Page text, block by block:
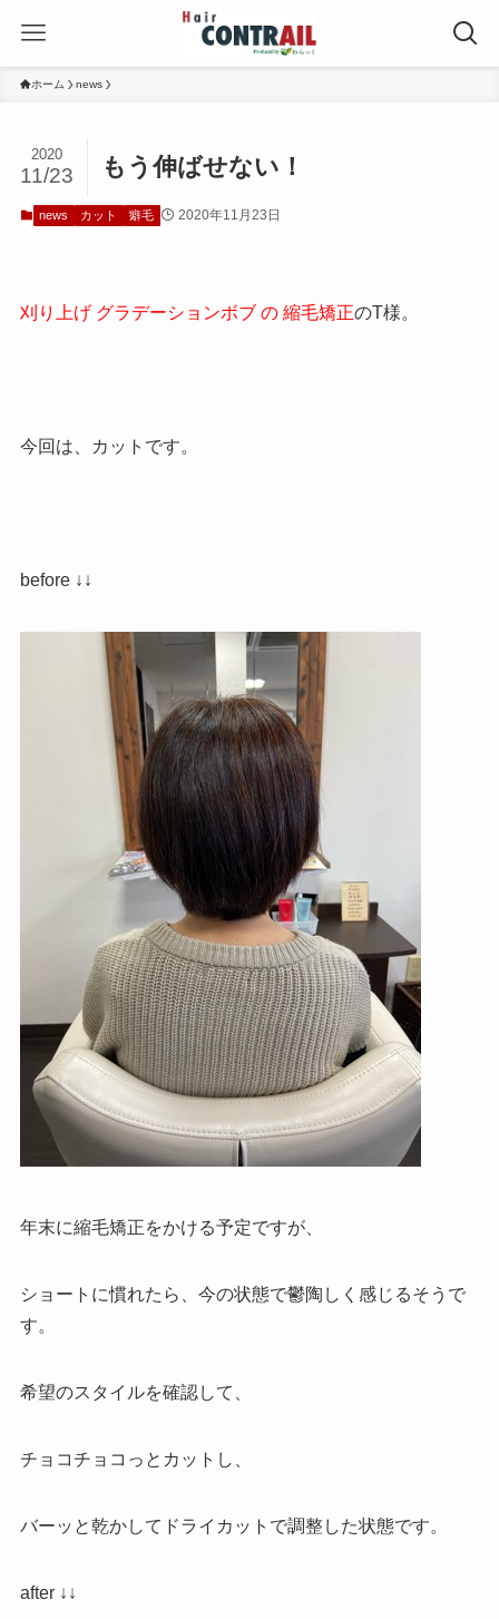
ホーム news
もう伸ばせない！
2020
11/23
news カット 癖毛 2020年11月23日
刈り上げ グラデーションボブ の 縮毛矯正のT様。
今回は、カットです。
before ↓↓
年末に縮毛矯正をかける予定ですが、
ショートに慣れたら、今の状態で鬱陶しく感じるそうで
す。
希望のスタイルを確認して、
チョコチョコっとカットし、
バーッと乾かしてドライカットで調整した状態です。
after ↓↓